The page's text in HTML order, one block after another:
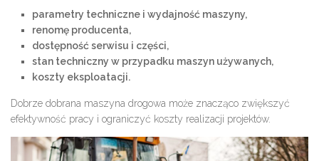
parametry techniczne i wydajność maszyny,
renomę producenta,
dostępność serwisu i części,
stan techniczny w przypadku maszyn używanych,
koszty eksploatacji.
Dobrze dobrana maszyna drogowa może znacząco zwiększyć
efektywność pracy i ograniczyć koszty realizacji projektów.